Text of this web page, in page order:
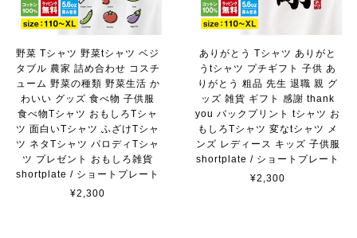
野菜 Tシャツ 野菜tシャツ ベジ
タブル 農家 詰め合わせ コスチ
ューム 野菜の種類 野菜生活 か
わいい グッズ 食べ物 子供服
食べ物Tシャツ おもしろTシャ
ツ 面白いTシャツ ふざけTシャ
ツ ネタTシャツ パロディTシャ
ツ プレゼント おもしろ雑貨
shortplate / ショートプレート
¥2,300
ありがとう Tシャツ ありがと
うtシャツ プチギフト 子供 あ
りがとう 粗品 先生 退職 親 グ
ッズ 雑貨 ギフト 感謝 thank
you バックプリント tシャツ お
もしろTシャツ 変なtシャツ メ
ンズ レディース キッズ 子供服
shortplate / ショートプレート
¥2,300